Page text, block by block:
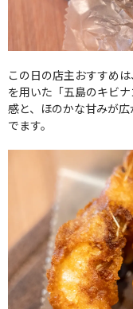
この日の店主おすすめ
を用いた「五島のキビ
感と、ほのかな甘みが
でます。